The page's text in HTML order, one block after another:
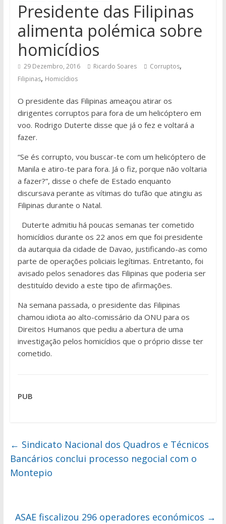
Presidente das Filipinas
alimenta polémica sobre
homicídios
29 Dezembro, 2016 Ricardo Soares Corruptos,
Filipinas, Homicídios
O presidente das Filipinas ameaçou atirar os
dirigentes corruptos para fora de um helicóptero em
voo. Rodrigo Duterte disse que já o fez e voltará a
fazer.
“Se és corrupto, vou buscar-te com um helicóptero de
Manila e atiro-te para fora. Já o fiz, porque não voltaria
a fazer?”, disse o chefe de Estado enquanto
discursava perante as vítimas do tufão que atingiu as
Filipinas durante o Natal.
Duterte admitiu há poucas semanas ter cometido
homicídios durante os 22 anos em que foi presidente
da autarquia da cidade de Davao, justificando-as como
parte de operações policiais legítimas. Entretanto, foi
avisado pelos senadores das Filipinas que poderia ser
destituído devido a este tipo de afirmações.
Na semana passada, o presidente das Filipinas
chamou idiota ao alto-comissário da ONU para os
Direitos Humanos que pediu a abertura de uma
investigação pelos homicídios que o próprio disse ter
cometido.
PUB
← Sindicato Nacional dos Quadros e Técnicos
Bancários conclui processo negocial com o
Montepio
ASAE fiscalizou 296 operadores económicos →